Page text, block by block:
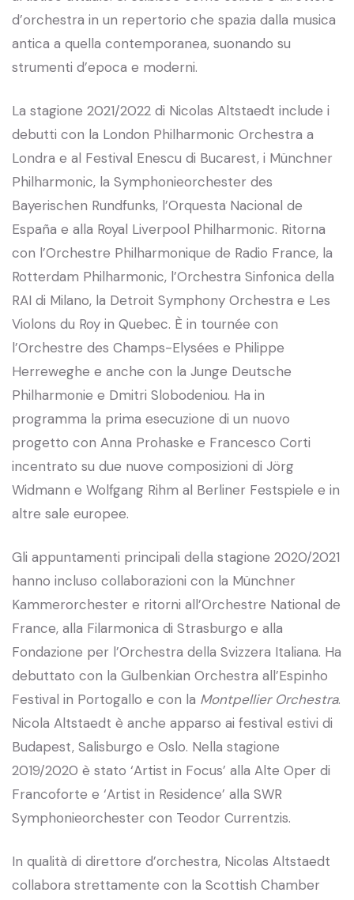
d’orchestra in un repertorio che spazia dalla musica
antica a quella contemporanea, suonando su
strumenti d’epoca e moderni.
La stagione 2021/2022 di Nicolas Altstaedt include i
debutti con la London Philharmonic Orchestra a
Londra e al Festival Enescu di Bucarest, i Münchner
Philharmonic, la Symphonieorchester des
Bayerischen Rundfunks, l’Orquesta Nacional de
España e alla Royal Liverpool Philharmonic. Ritorna
con l’Orchestre Philharmonique de Radio France, la
Rotterdam Philharmonic, l’Orchestra Sinfonica della
RAI di Milano, la Detroit Symphony Orchestra e Les
Violons du Roy in Quebec. È in tournée con
l’Orchestre des Champs-Elysées e Philippe
Herreweghe e anche con la Junge Deutsche
Philharmonie e Dmitri Slobodeniou. Ha in
programma la prima esecuzione di un nuovo
progetto con Anna Prohaske e Francesco Corti
incentrato su due nuove composizioni di Jörg
Widmann e Wolfgang Rihm al Berliner Festspiele e in
altre sale europee.
Gli appuntamenti principali della stagione 2020/2021
hanno incluso collaborazioni con la Münchner
Kammerorchester e ritorni all’Orchestre National de
France, alla Filarmonica di Strasburgo e alla
Fondazione per l’Orchestra della Svizzera Italiana. Ha
debuttato con la Gulbenkian Orchestra all’Espinho
Festival in Portogallo e con la Montpellier Orchestra.
Nicola Altstaedt è anche apparso ai festival estivi di
Budapest, Salisburgo e Oslo. Nella stagione
2019/2020 è stato ‘Artist in Focus’ alla Alte Oper di
Francoforte e ‘Artist in Residence’ alla SWR
Symphonieorchester con Teodor Currentzis.
In qualità di direttore d’orchestra, Nicolas Altstaedt
collabora strettamente con la Scottish Chamber